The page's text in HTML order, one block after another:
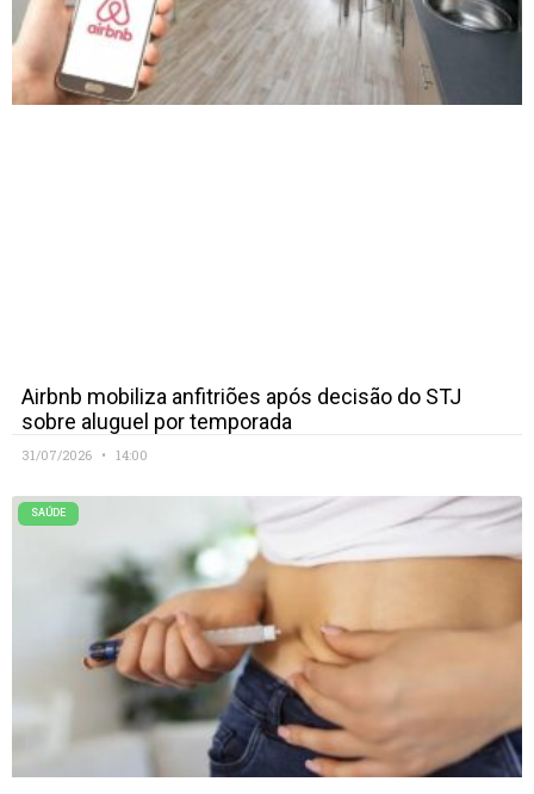
Airbnb mobiliza anfitriões após decisão do STJ
sobre aluguel por temporada
31/07/2026 14:00
SAÚDE